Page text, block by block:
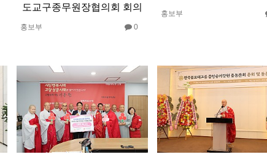
도교구종무원장협의회 회의
홍보부 0
홍보부